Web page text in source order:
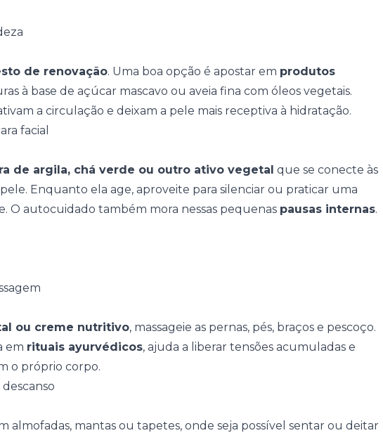
de renovação. Uma boa opção é apostar em produtos
à base de açúcar mascavo ou aveia fina com óleos vegetais.
a circulação e deixam a pele mais receptiva à hidratação.
facial
de argila, chá verde ou outro ativo vegetal que se conecte às
Enquanto ela age, aproveite para silenciar ou praticar uma
. O autocuidado também mora nessas pequenas pausas internas.
ou creme nutritivo, massageie as pernas, pés, braços e pescoço.
em rituais ayurvédicos, ajuda a liberar tensões acumuladas e
o próprio corpo.
almofadas, mantas ou tapetes, onde seja possível sentar ou deitar